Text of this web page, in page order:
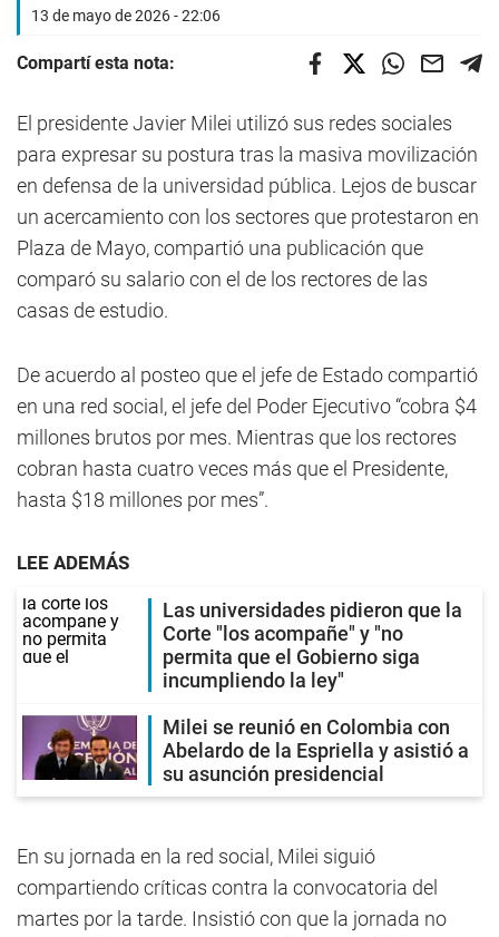
13 de mayo de 2026 - 22:06
Compartí esta nota:
El presidente Javier Milei utilizó sus redes sociales
para expresar su postura tras la masiva movilización
en defensa de la universidad pública. Lejos de buscar
un acercamiento con los sectores que protestaron en
Plaza de Mayo, compartió una publicación que
comparó su salario con el de los rectores de las
casas de estudio.
De acuerdo al posteo que el jefe de Estado compartió
en una red social, el jefe del Poder Ejecutivo “cobra $4
millones brutos por mes. Mientras que los rectores
cobran hasta cuatro veces más que el Presidente,
hasta $18 millones por mes”.
LEE ADEMÁS
Las universidades pidieron que la
Corte "los acompañe" y "no
permita que el Gobierno siga
incumpliendo la ley"
Milei se reunió en Colombia con
Abelardo de la Espriella y asistió a
su asunción presidencial
En su jornada en la red social, Milei siguió
compartiendo críticas contra la convocatoria del
martes por la tarde. Insistió con que la jornada no